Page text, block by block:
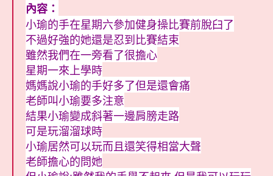
內容：
小瑜的手在星期六參加健身操比賽前脫臼了
不過好強的她還是忍到比賽結束
雖然我們在一旁看了很擔心
星期一來上學時
媽媽說小瑜的手好多了但是還會痛
老師叫小瑜要多注意
結果小瑜變成斜著一邊肩膀走路
可是玩溜溜球時
小瑜居然可以玩而且還笑得相當大聲
老師擔心的問她